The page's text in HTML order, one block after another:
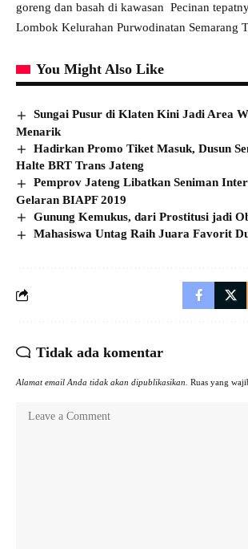
goreng dan basah di kawasan Pecinan
Lombok Kelurahan Purwodinatan Semarang
You Might Also Like
Sungai Pusur di Klaten Kini Jadi Area
Menarik
Hadirkan Promo Tiket Masuk, Dusun
Halte BRT Trans Jateng
Pemprov Jateng Libatkan Seniman
Gelaran BIAPF 2019
Gunung Kemukus, dari Prostitusi jadi
Mahasiswa Untag Raih Juara Favorit
Tidak ada komentar
Alamat email Anda tidak akan dipublikasikan. Ruas yang